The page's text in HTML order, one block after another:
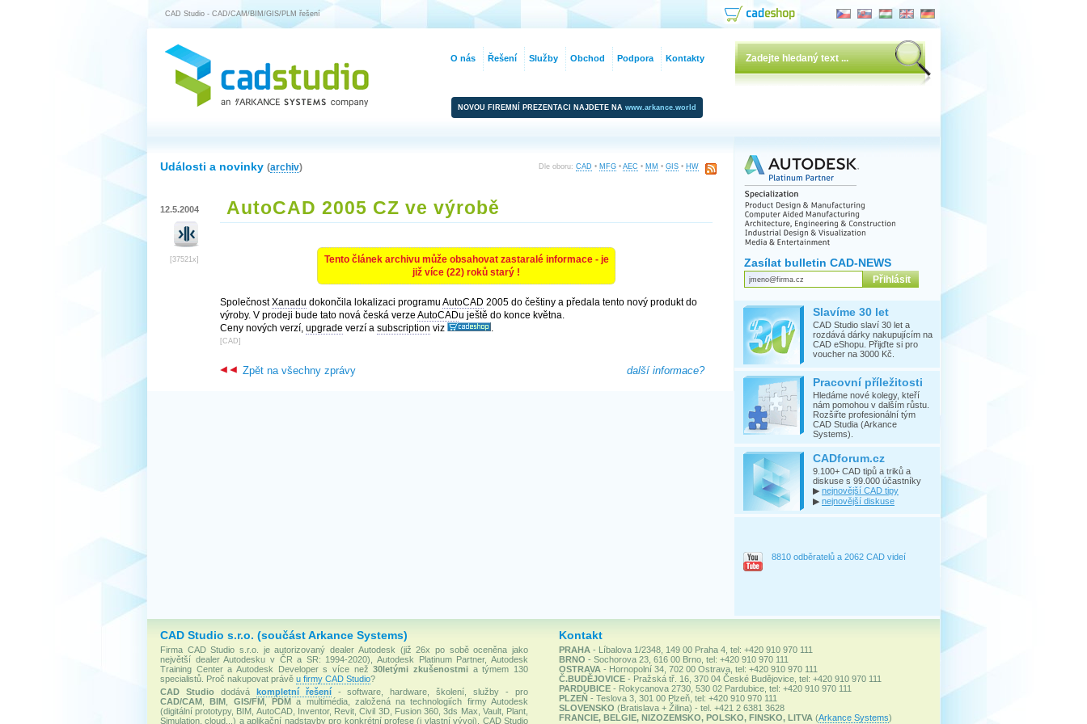
CAD Studio - CAD/CAM/BIM/GIS/PLM řešení
NOVOU FIREMNÍ PREZENTACI NAJDETE NA www.arkance.world
Dle oboru: CAD • MFG • AEC • MM • GIS • HW
Události a novinky (archiv)
12.5.2004
[37521x]
AutoCAD 2005 CZ ve výrobě
Tento článek archivu může obsahovat zastaralé informace - je
již více (22) roků starý !
SpolečnostXanadu dokončila lokalizaci programu AutoCAD 2005 do češtiny a předala tento nový produkt do
výroby. V prodeji bude tato nová česká verze AutoCADu ještě do konce května.
Ceny nových verzí, upgrade verzí a subscription viz .
[CAD]
další informace?
Zpět na všechny zprávy
Zasílat bulletin CAD-NEWS
Slavíme 30 let
CAD Studio slaví 30 let a
rozdává dárky nakupujícím na
CAD eShopu. Přijďte si pro
voucher na 3000 Kč.
Pracovní příležitosti
Hledáme nové kolegy, kteří
nám pomohou v dalším růstu.
Rozšiřte profesionální tým
CAD Studia (Arkance
Systems).
CADforum.cz
9.100+ CAD tipů a triků a
diskuse s 99.000 účastníky
▶ nejnovější CAD tipy
▶ nejnovější diskuse
8810 odběratelů a 2062 CAD videí
CAD Studio s.r.o. (součást Arkance Systems)
Firma CAD Studio s.r.o. je autorizovaný dealer Autodesk (již 26x po sobě oceněna jako
největší dealer Autodesku v ČR a SR: 1994-2020), Autodesk Platinum Partner, Autodesk
Training Center a Autodesk Developer s více než30letými zkušenostmi a týmem 130
specialistů. Proč nakupovat právě u firmy CAD Studio?
CAD Studiododává kompletní řešení- software, hardware, školení, služby - pro
CAD/CAM ,BIM GIS/FM, PDMa multimédia, založená na technologiích firmy Autodesk
(digitální prototypy, BIM, AutoCAD, Inventor, Revit, Civil 3D, Fusion 360, 3ds Max, Vault, Plant,
Simulation, cloud...) a aplikační nadstavby pro konkrétní profese (i vlastní vývoj). CAD Studio
Kontakt
PRAHA - Líbalova 1/2348, 149 00 Praha 4, tel: +420 910 970 111
BRNO - Sochorova 23, 616 00 Brno, tel: +420 910 970 111
OSTRAVA - Hornopolní 34, 702 00 Ostrava, tel: +420 910 970 111
Č.BUDĚJOVICE- Pražská tř. 16, 370 04 České Budějovice, tel: +420 910 970 111
PARDUBICE- Rokycanova 2730, 530 02 Pardubice, tel: +420 910 970 111
PLZEŇ- Teslova 3, 301 00 Plzeň, tel: +420 910 970 111
SLOVENSKO (Bratislava + Žilina) - tel. +421 2 6381 3628
FRANCIE, BELGIE, NIZOZEMSKO, POLSKO, FINSKO, LITVA (Arkance Systems)
O nás Řešení Služby Obchod Podpora Kontakty